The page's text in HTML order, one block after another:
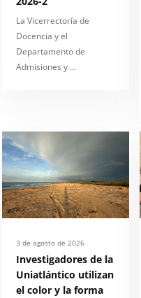
La Vicerrectoría de
Docencia y el
Departamento de
Admisiones y …
3 de agosto de 2026
Investigadores de la
Uniatlántico utilizan
el color y la forma